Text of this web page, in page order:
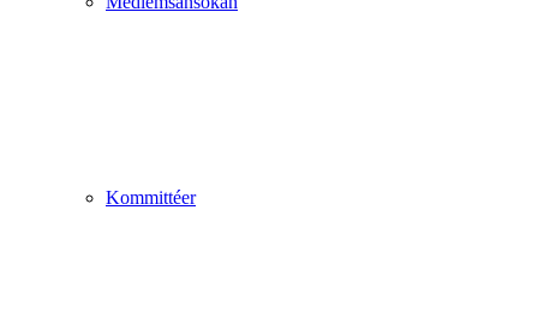
Kommittéer